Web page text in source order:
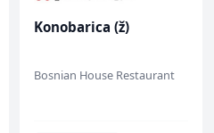
Konobarica (ž)
Bosnian House Restaurant